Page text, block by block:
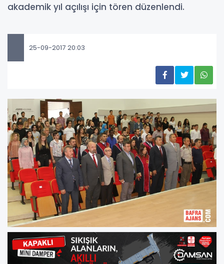
akademik yıl açılışı için tören düzenlendi.
25-09-2017 20:03